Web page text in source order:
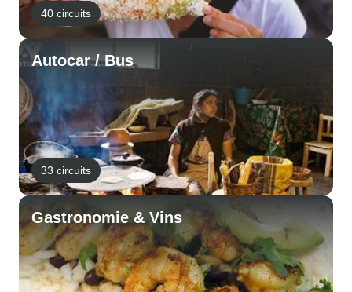
40 circuits
Autocar / Bus
33 circuits
Gastronomie & Vins